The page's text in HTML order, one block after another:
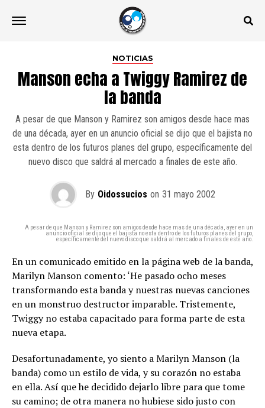
NOTICIAS
Manson echa a Twiggy Ramirez de
la banda
A pesar de que Manson y Ramirez son amigos desde hace mas
de una década, ayer en un anuncio oficial se dijo que el bajista no
esta dentro de los futuros planes del grupo, específicamente del
nuevo disco que saldrá al mercado a finales de este año.
By Oidossucios on 31 mayo 2002
A pesar de que Manson y Ramirez son amigos desde hace mas de una década, ayer en un
anuncio oficial se dijo que el bajista no esta dentro de los futuros planes del grupo,
específicamente del nuevo disco que saldrá al mercado a finales de este año.
En un comunicado emitido en la página web de la banda,
Marilyn Manson comento: ‘He pasado ocho meses
transformando esta banda y nuestras nuevas canciones
en un monstruo destructor imparable. Tristemente,
Twiggy no estaba capacitado para forma parte de esta
nueva etapa.
Desafortunadamente, yo siento a Marilyn Manson (la
banda) como un estilo de vida, y su corazón no estaba
en ella. Así que he decidido dejarlo libre para que tome
su camino; de otra manera no hubiese sido justo con